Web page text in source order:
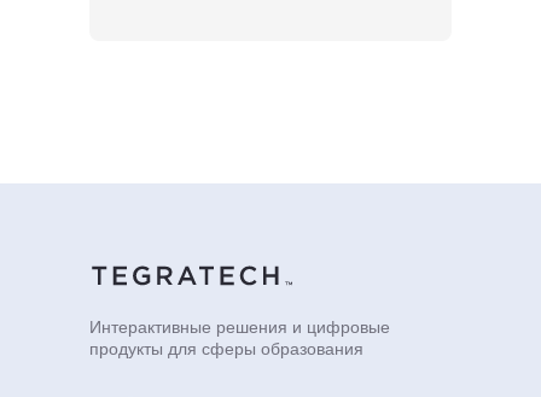
Интерактивные решения и цифровые
продукты для сферы образования